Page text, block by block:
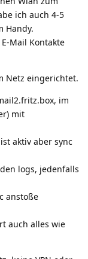
ich auch 4-5
Handy.
Mail Kontakte
Netz eingerichtet.
im
mit
aktiv aber sync
logs, jedenfalls
anstoße
auch alles wie